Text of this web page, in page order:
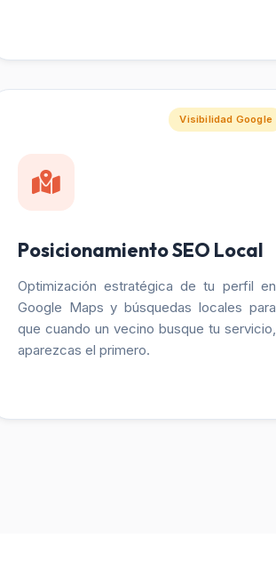
Visibilidad Google
Posicionamiento SEO Local
Optimización estratégica de tu perfil en
Google Maps y búsquedas locales para
que cuando un vecino busque tu servicio,
aparezcas el primero.